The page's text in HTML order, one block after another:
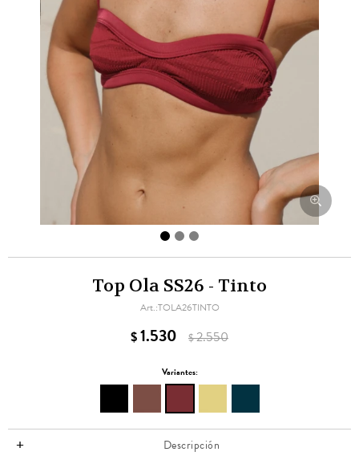
Top Ola SS26 - Tinto
TOLA26TINTO
$1.530 $2.550
Variantes:
Descripción